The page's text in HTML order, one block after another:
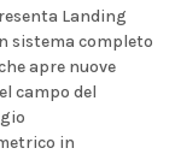
Landing
sistema completo
apre nuove
campo del
in